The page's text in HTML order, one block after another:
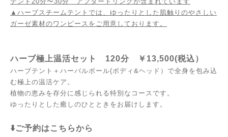
▲ハーブスチームテントでは、ゆったりとした肌触りのやさしい
ガーゼ素材のワンピースをご用意しております。
ハーブ極上温活セット 120分 ￥13,500(税込）
ハーブテント＋ハーバルボール(ボディ&ヘッド）で全身を包み込
む極上の温活ケア。
植物の恵みを存分に感じられる特別なコースです。
ゆったりとした癒しのひとときをお届けします。
⬇️ご予約はこちらから